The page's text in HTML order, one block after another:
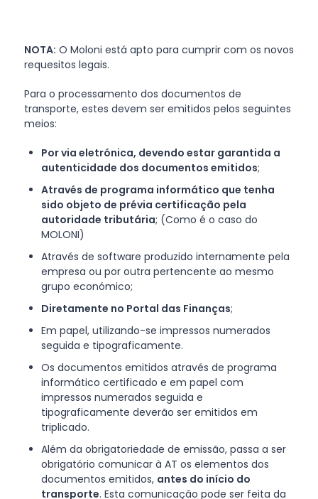
NOTA: O Moloni está apto para cumprir com os novos
requesitos legais.
Para o processamento dos documentos de
transporte, estes devem ser emitidos pelos seguintes
meios:
Por via eletrónica, devendo estar garantida a
autenticidade dos documentos emitidos;
Através de programa informático que tenha
sido objeto de prévia certificação pela
autoridade tributária; (Como é o caso do
MOLONI)
Através de software produzido internamente pela
empresa ou por outra pertencente ao mesmo
grupo económico;
Diretamente no Portal das Finanças;
Em papel, utilizando-se impressos numerados
seguida e tipograficamente.
Os documentos emitidos através de programa
informático certificado e em papel com
impressos numerados seguida e
tipograficamente deverão ser emitidos em
triplicado.
Além da obrigatoriedade de emissão, passa a ser
obrigatório comunicar à AT os elementos dos
documentos emitidos, antes do início do
transporte. Esta comunicação pode ser feita da